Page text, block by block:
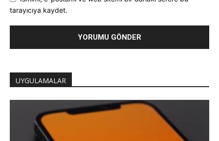
tarayıcıya kaydet.
UYGULAMALAR